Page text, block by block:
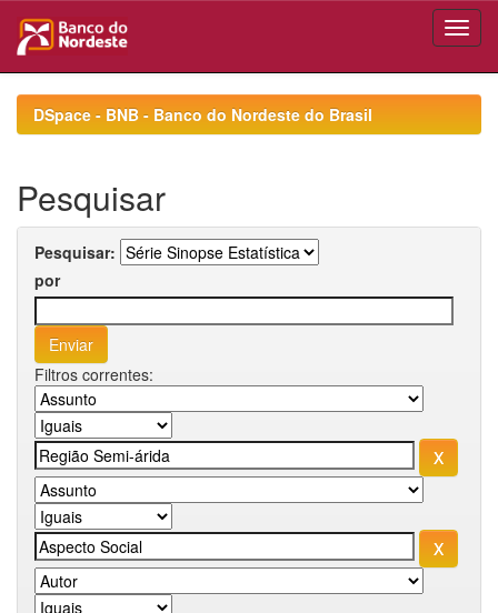
navigationDSpace - BNB - Banco do Nordeste do Brasil
Pesquisar
Pesquisar:
por
Filtros correntes: